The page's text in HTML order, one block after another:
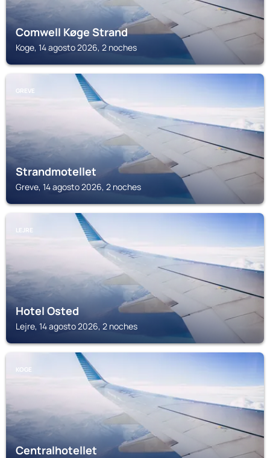
Comwell Køge Strand
Koge, 14 agosto 2026, 2 noches
GREVE
Strandmotellet
Greve, 14 agosto 2026, 2 noches
LEJRE
Hotel Osted
Lejre, 14 agosto 2026, 2 noches
KOGE
Centralhotellet